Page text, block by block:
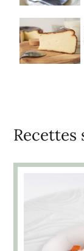
Recettes